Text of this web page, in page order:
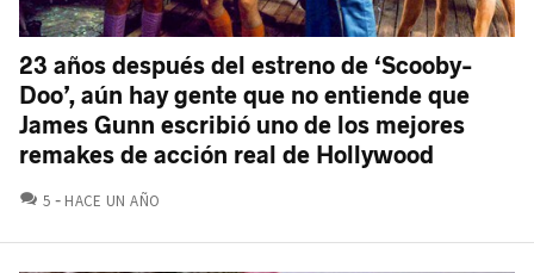
23 años después del estreno de ‘Scooby-
Doo’, aún hay gente que no entiende que
James Gunn escribió uno de los mejores
remakes de acción real de Hollywood
5 COMENTARIOS
HACE UN AÑO